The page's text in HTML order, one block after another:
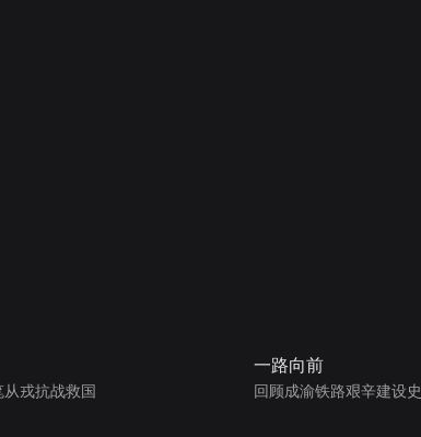
戎抗战救国
一路向前
回顾成渝铁路艰辛建设史